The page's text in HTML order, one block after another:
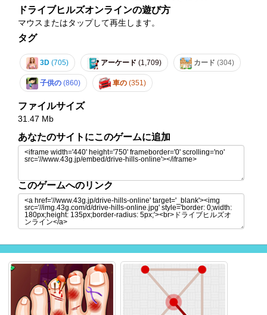
ドライブヒルズオンラインの遊び方
マウスまたはタップして再生します。
タグ
3D (705) アーケード (1,709) カード (304)
子供の (860) 車の (351)
ファイルサイズ
31.47 Mb
あなたのサイトにこのゲームに追加
このゲームへのリンク